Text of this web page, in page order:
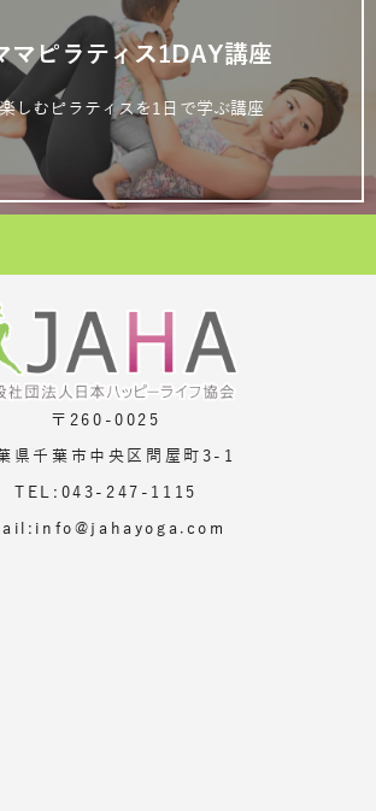
マピラティス1DAY講座
しむピラティスを1日で学ぶ講座
〒260-0025
県千葉市中央区問屋町3-1
TEL:043-247-1115